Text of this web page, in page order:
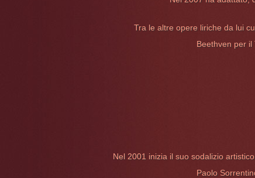
Tra le altre opere liriche da lui
Beethven per il
Nel 2001 inizia il suo sodalizio
Paolo